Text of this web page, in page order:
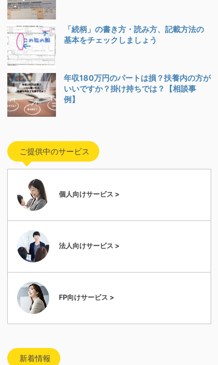
「続柄」の書き方・読み方、記載方法の
基本をチェックしましょう
年収180万円のパートは損？扶養内の方が
いいですか？掛け持ちでは？【相談事
例】
ご提供中のサービス
個人向けサービス >
法人向けサービス >
FP向けサービス >
新着情報